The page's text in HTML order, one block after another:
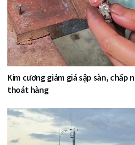
Kim cương giảm giá sập sàn, chấp
thoát hàng